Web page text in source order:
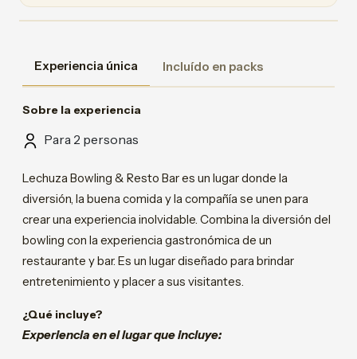
Experiencia única Incluído en packs
Sobre la experiencia
Para 2 personas
Lechuza Bowling & Resto Bar es un lugar donde la
diversión, la buena comida y la compañía se unen para
crear una experiencia inolvidable. Combina la diversión del
bowling con la experiencia gastronómica de un
restaurante y bar. Es un lugar diseñado para brindar
entretenimiento y placer a sus visitantes.
¿Qué incluye?
Experiencia en el lugar que incluye: